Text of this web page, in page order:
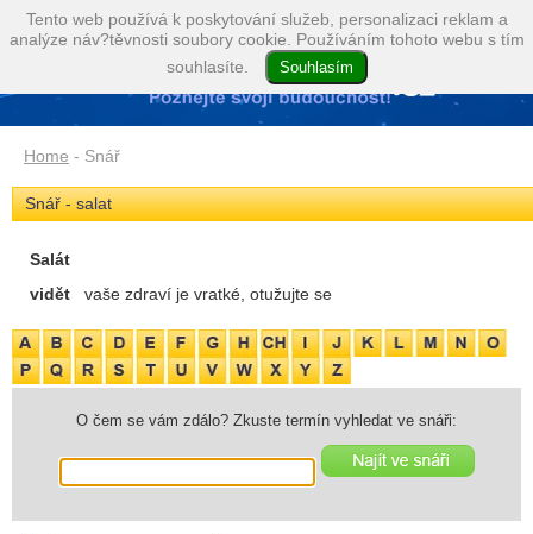
Home - Snář
Snář - salat
Salát
vidět
vaše zdraví je vratké, otužujte se
O čem se vám zdálo? Zkuste termín vyhledat ve snáři:
Tento web používá k poskytování služeb, personalizaci reklam a
analýze náv?těvnosti soubory cookie. Používáním tohoto webu s tím
souhlasíte.